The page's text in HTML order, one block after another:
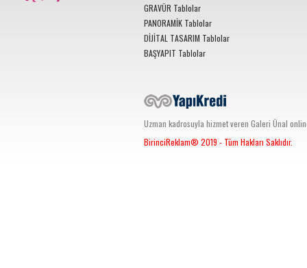
GRAVÜR Tablolar
PANORAMİK Tablolar
DİJİTAL TASARIM Tablolar
BAŞYAPIT Tablolar
Uzman kadrosuyla hizmet veren Galeri Ünal
BirinciReklam® 2019 - Tüm Hakları Saklıdır.